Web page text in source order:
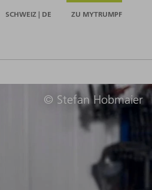
SCHWEIZ | DE ZU MYTRUMPF
© Stefan Hobmaier